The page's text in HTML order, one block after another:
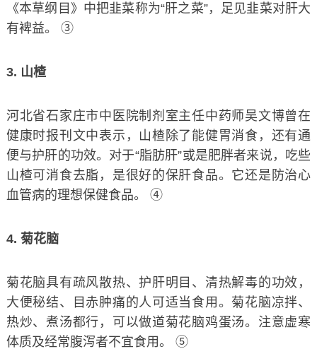
《本草纲目》中把韭菜称为“肝之菜”，足见韭菜对肝大
有裨益。 ③
3. 山楂
河北省石家庄市中医院制剂室主任中药师吴文博曾在
健康时报刊文中表示，山楂除了能健胃消食，还有通
便与护肝的功效。对于“脂肪肝”或是肥胖者来说，吃些
山楂可消食去脂，是很好的保肝食品。它还是防治心
血管病的理想保健食品。 ④
4. 菊花脑
菊花脑具有疏风散热、护肝明目、清热解毒的功效，
大便秘结、目赤肿痛的人可适当食用。菊花脑凉拌、
热炒、煮汤都行，可以做道菊花脑鸡蛋汤。注意虚寒
体质及经常腹泻者不宜食用。 ⑤